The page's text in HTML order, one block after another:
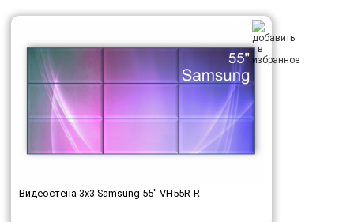
Видеостена 3x3 Samsung 55" VH55R-R